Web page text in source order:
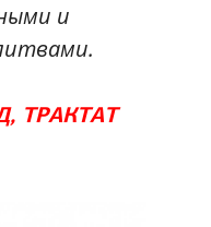
и
ТРАКТАТ